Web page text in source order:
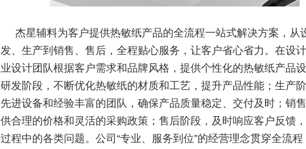
杰星辅料为客户提供热敏纸产品的全流程一站式解决方案，从
发、生产到销售、售后，全程贴心服务，让客户省心省力。在设
业设计团队根据客户需求和品牌风格，提供个性化的热敏纸产品
研发阶段，不断优化热敏纸的材质和工艺，提升产品性能；生产
先进设备和经验丰富的团队，确保产品质量稳定、交付及时；销
供合理的价格和灵活的采购政策；售后阶段，及时响应客户反馈
过程中的各类问题。公司“专业、服务到位”的经营理念贯穿全流